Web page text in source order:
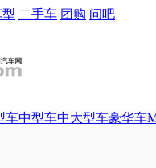
二手车 团购 问吧
车中型车中大型车豪华车